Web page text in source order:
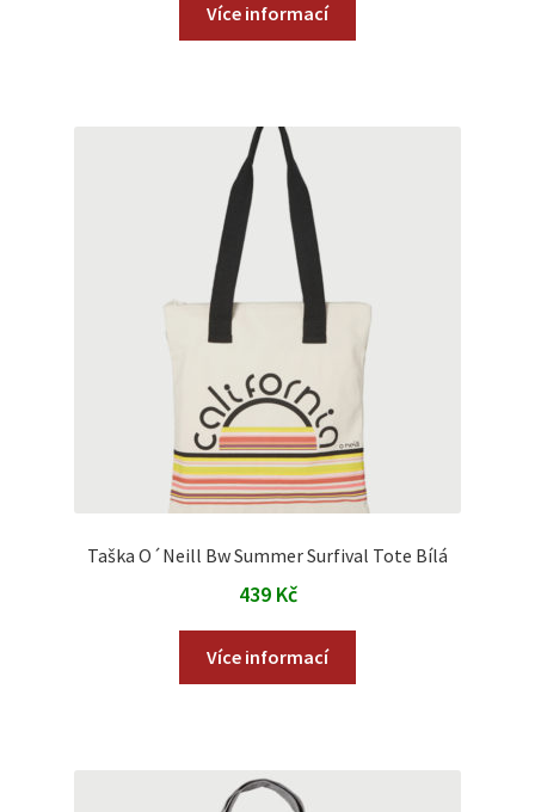
Více informací
Taška O´Neill Bw Summer Surfival Tote Bílá
439 Kč
Více informací